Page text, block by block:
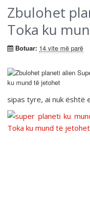
Zbulohet
Toka ku
Botuar: 14 vite më parë
sipas tyre, ai nuk është